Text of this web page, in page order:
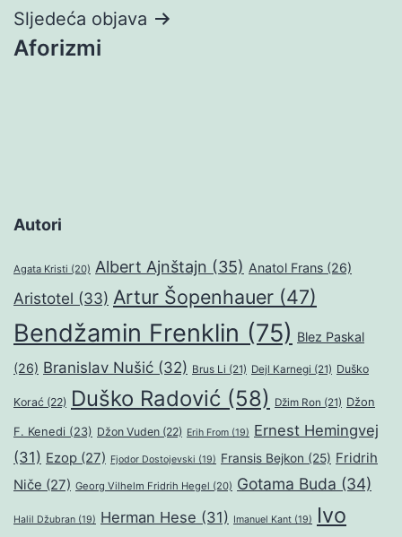
Sljedeća objava
Aforizmi
Autori
Agata Kristi (20) Albert Ajnštajn (35) Anatol Frans (26)
Aristotel (33) Artur Šopenhauer (47)
Bendžamin Frenklin (75) Blez Paskal
(26) Branislav Nušić (32) Brus Li (21) Dejl Karnegi (21) Duško
Korać (22) Duško Radović (58) Džim Ron (21) Džon
F. Kenedi (23) Džon Vuden (22) Erih From (19) Ernest Hemingvej
(31) Ezop (27) Fjodor Dostojevski (19) Fransis Bejkon (25) Fridrih
Niče (27) Georg Vilhelm Fridrih Hegel (20) Gotama Buda (34)
Halil Džubran (19) Herman Hese (31) Imanuel Kant (19)
Ivo